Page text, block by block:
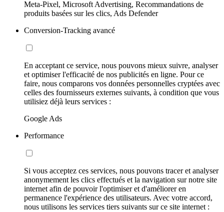
Meta-Pixel, Microsoft Advertising, Recommandations de
produits basées sur les clics, Ads Defender
Conversion-Tracking avancé
En acceptant ce service, nous pouvons mieux suivre, analyser
et optimiser l'efficacité de nos publicités en ligne. Pour ce
faire, nous comparons vos données personnelles cryptées avec
celles des fournisseurs externes suivants, à condition que vous
utilisiez déjà leurs services :
Google Ads
Performance
Si vous acceptez ces services, nous pouvons tracer et analyser
anonymement les clics effectués et la navigation sur notre site
internet afin de pouvoir l'optimiser et d'améliorer en
permanence l'expérience des utilisateurs. Avec votre accord,
nous utilisons les services tiers suivants sur ce site internet :